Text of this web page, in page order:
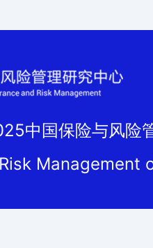
中国保险与风险
Management